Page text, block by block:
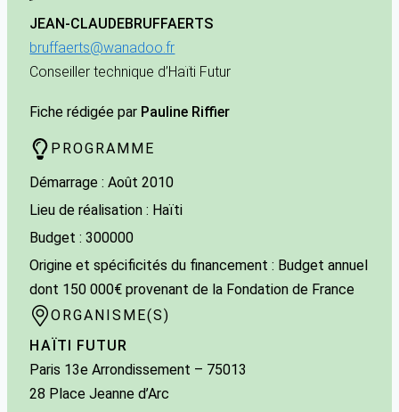
JEAN-CLAUDEBRUFFAERTS
bruffaerts@wanadoo.fr
Conseiller technique d’Haïti Futur
Fiche rédigée par Pauline Riffier
PROGRAMME
Démarrage : Août 2010
Lieu de réalisation : Haïti
Budget : 300000
Origine et spécificités du financement : Budget annuel
dont 150 000€ provenant de la Fondation de France
ORGANISME(S)
HAÏTI FUTUR
Paris 13e Arrondissement – 75013
28 Place Jeanne d’Arc